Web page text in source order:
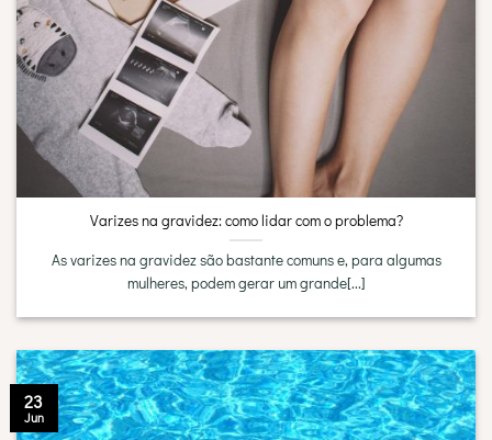
Varizes na gravidez: como lidar com o problema?
As varizes na gravidez são bastante comuns e, para algumas
mulheres, podem gerar um grande[...]
23
Jun